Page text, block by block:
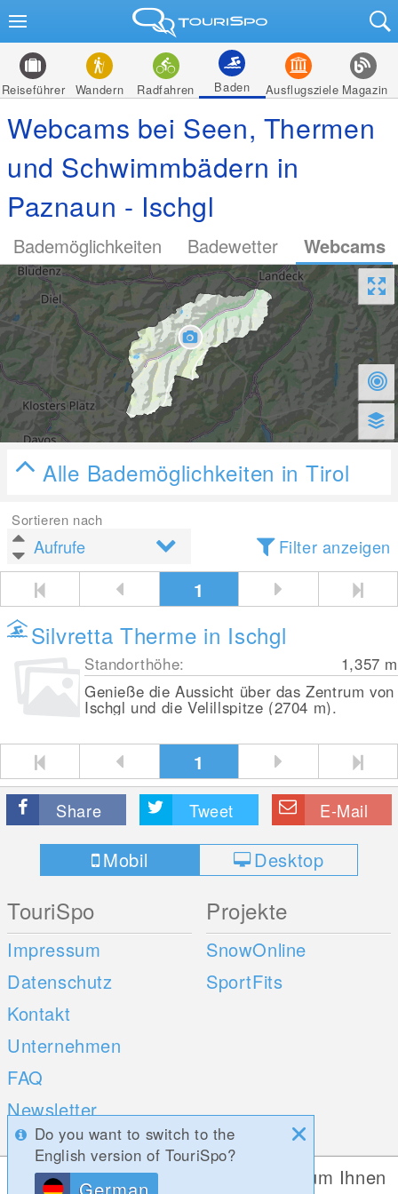
Reiseführer Wandern Radfahren Baden Ausflugsziele Magazin
Webcams bei Seen, Thermen
und Schwimmbädern in
Paznaun - Ischgl
Bademöglichkeiten Badewetter Webcams
Alle Bademöglichkeiten in Tirol
Sortieren nach
Filter anzeigen
1
Silvretta Therme in Ischgl
Standorthöhe: 1,357 m
Genieße die Aussicht über das Zentrum von
Ischgl und die Velillspitze (2704 m).
1
Share Tweet E-Mail
Mobil Desktop
TouriSpo
Impressum
Datenschutz
Kontakt
Unternehmen
FAQ
Newsletter
Umfragen
Projekte
SnowOnline
SportFits
Do you want to switch to the
English version of TouriSpo?
German
Diese Website verwendet Cookies, um Ihnen